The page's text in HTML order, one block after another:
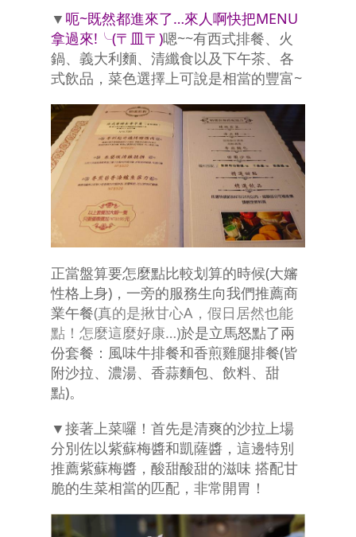
▼ 呃~既然都進來了…來人啊快把MENU
拿過來!╰(〒皿〒)嗯~~有西式排餐、火
鍋、義大利麵、清纖食以及下午茶、各
式飲品，菜色選擇上可說是相當的豐富~
正當盤算要怎麼點比較划算的時候(大嬸
性格上身)，一旁的服務生向我們推薦商
業午餐(真的是揪甘心A，假日居然也能
點！怎麼這麼好康…)於是立馬怒點了兩
份套餐：風味牛排餐和香煎雞腿排餐(皆
附沙拉、濃湯、香蒜麵包、飲料、甜
點)。
▼接著上菜囉！首先是清爽的沙拉上場
分別佐以紫蘇梅醬和凱薩醬，這邊特別
推薦紫蘇梅醬，酸甜酸甜的滋味 搭配甘
脆的生菜相當的匹配，非常開胃！